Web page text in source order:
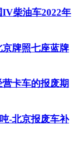
柴油车2022年
牌照七座蓝牌
卡车的报废期
-北京报废车补